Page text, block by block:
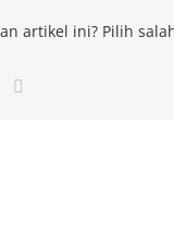
artikel ini? Pilih
Whatsapp